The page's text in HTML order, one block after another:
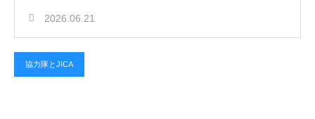
2026.06.21
協力隊とJICA